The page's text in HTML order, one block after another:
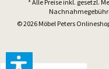
* Alle Preise inkl. gesetzl.
© 2026 Möbel Peters